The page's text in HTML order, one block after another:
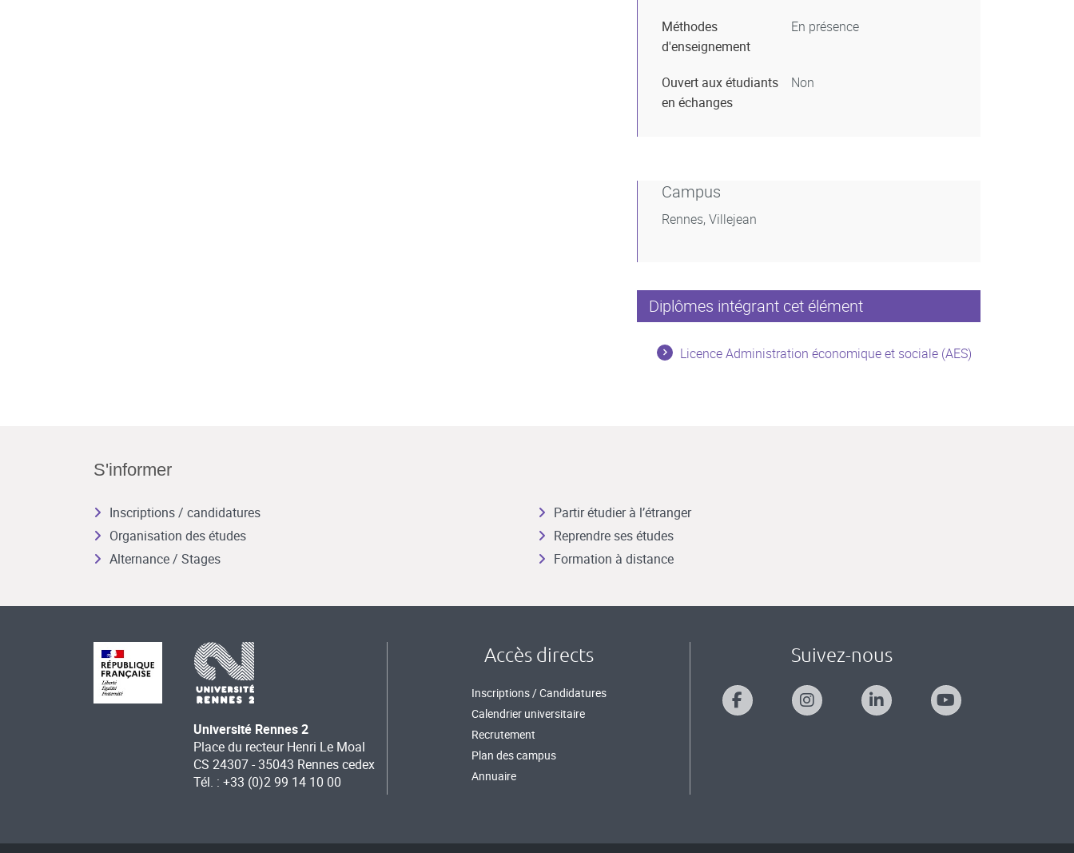
Méthodes
d'enseignement
En présence
Ouvert aux étudiants
en échanges
Non
Campus
Rennes, Villejean
Diplômes intégrant cet élément
Licence Administration économique et sociale (AES)
S'informer
Inscriptions / candidatures
Organisation des études
Alternance / Stages
Partir étudier à l’étranger
Reprendre ses études
Formation à distance
Université Rennes 2
Place du recteur Henri Le Moal
CS 24307 - 35043 Rennes cedex
Tél. : +33 (0)2 99 14 10 00
Accès directs
Inscriptions / Candidatures
Calendrier universitaire
Recrutement
Plan des campus
Annuaire
Suivez-nous